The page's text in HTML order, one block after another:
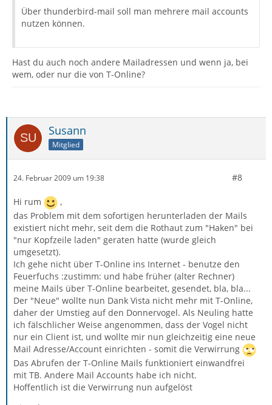
Über thunderbird-mail soll man mehrere mail accounts
nutzen können.
Hast du auch noch andere Mailadressen und wenn ja, bei
wem, oder nur die von T-Online?
Susann
Mitglied
24. Februar 2009 um 19:38 #8
Hi rum
,
das Problem mit dem sofortigen herunterladen der Mails
existiert nicht mehr, seit dem die Rothaut zum "Haken" bei
"nur Kopfzeile laden" geraten hatte (wurde gleich
umgesetzt).
Ich gehe nicht über T-Online ins Internet - benutze den
Feuerfuchs :zustimm: und habe früher (alter Rechner)
meine Mails über T-Online bearbeitet, gesendet, bla, bla...
Der "Neue" wollte nun Dank Vista nicht mehr mit T-Online,
daher der Umstieg auf den Donnervogel. Als Neuling hatte
ich fälschlicher Weise angenommen, dass der Vogel nicht
nur ein Client ist, und wollte mir nun gleichzeitig eine neue
Mail Adresse/Account einrichten - somit die Verwirrung
Das Abrufen der T-Online Mails funktioniert einwandfrei
mit TB. Andere Mail Accounts habe ich nicht.
Hoffentlich ist die Verwirrung nun aufgelöst